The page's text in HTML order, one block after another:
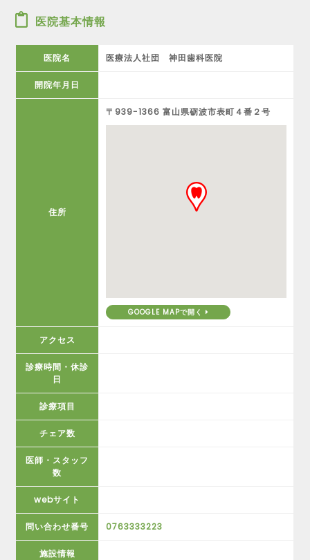
医院基本情報
医院名 医療法人社団 神田歯科医院
開院年月日
住所
〒939-1366 富山県砺波市表町４番２号
GOOGLE MAPで開く
アクセス
診療時間・休診
日
診療項目
チェア数
医師・スタッフ
数
webサイト
問い合わせ番号 0763333223
施設情報